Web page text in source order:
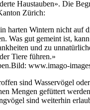
Haustauben». Die
Zürich:
harten Wintern nicht auf
Was gut gemeint ist,
und zu
Tiere führen.»
Bild: www.imago-
sind Wasservögel
Mengen gefüttert
sind weiterhin